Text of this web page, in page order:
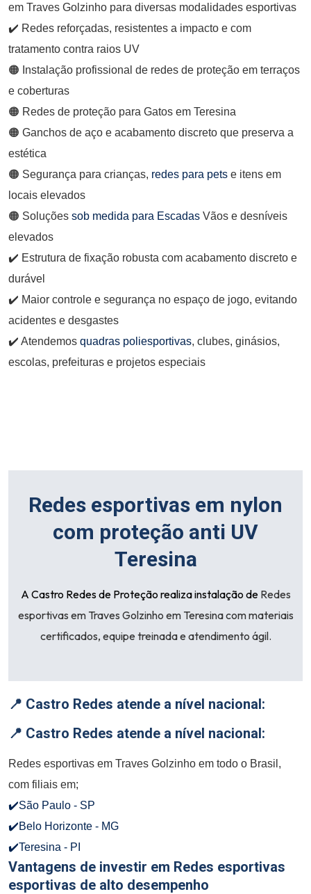
em Traves Golzinho para diversas modalidades esportivas
✔️ Redes reforçadas, resistentes a impacto e com
tratamento contra raios UV
🟠 Instalação profissional de redes de proteção em terraços
e coberturas
🟠 Redes de proteção para Gatos em Teresina
🟠 Ganchos de aço e acabamento discreto que preserva a
estética
🟠 Segurança para crianças, redes para pets e itens em
locais elevados
🟠 Soluções sob medida para Escadas Vãos e desníveis
elevados
✔️ Estrutura de fixação robusta com acabamento discreto e
durável
✔️ Maior controle e segurança no espaço de jogo, evitando
acidentes e desgastes
✔️ Atendemos quadras poliesportivas, clubes, ginásios,
escolas, prefeituras e projetos especiais
Redes esportivas em nylon
com proteção anti UV
Teresina
A Castro Redes de Proteção realiza instalação de Redes
esportivas em Traves Golzinho em Teresina com materiais
certificados, equipe treinada e atendimento ágil.
📍 Castro Redes atende a nível nacional:
📍 Castro Redes atende a nível nacional:
Redes esportivas em Traves Golzinho em todo o Brasil,
com filiais em;
✔️São Paulo - SP
✔️Belo Horizonte - MG
✔️Teresina - PI
Vantagens de investir em Redes esportivas
esportivas de alto desempenho